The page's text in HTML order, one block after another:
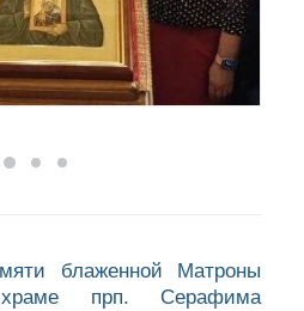
блаженной Матроны
прп. Серафима